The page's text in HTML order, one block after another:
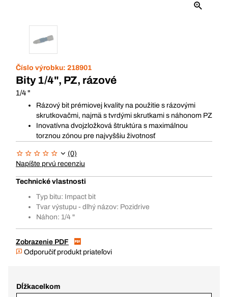
Číslo výrobku: 218901
Bity 1/4", PZ, rázové
1/4 "
Rázový bit prémiovej kvality na použitie s rázovými
skrutkovačmi, najmä s tvrdými skrutkami s náhonom PZ
Inovatívna dvojzložková štruktúra s maximálnou
torznou zónou pre najvyššiu životnosť
(0)
Napíšte prvú recenziu
Technické vlastnosti
Typ bitu: Impact bit
Tvar výstupu - dlhý názov: Pozidrive
Náhon: 1/4 "
Zobrazenie PDF
Odporučiť produkt priateľovi
Dĺžkacelkom